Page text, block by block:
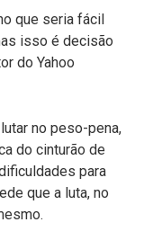
que seria fácil
isso é decisão
do Yahoo
no peso-pena,
do cinturão de
para
que a luta, no